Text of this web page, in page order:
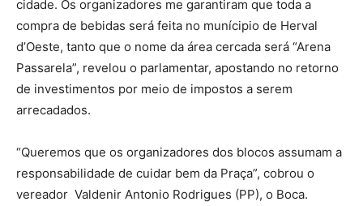
cidade. Os organizadores me garantiram que toda a
compra de bebidas será feita no munícipio de Herval
d’Oeste, tanto que o nome da área cercada será “Arena
Passarela”, revelou o parlamentar, apostando no retorno
de investimentos por meio de impostos a serem
arrecadados.
“Queremos que os organizadores dos blocos assumam a
responsabilidade de cuidar bem da Praça”, cobrou o
vereador Valdenir Antonio Rodrigues (PP), o Boca.